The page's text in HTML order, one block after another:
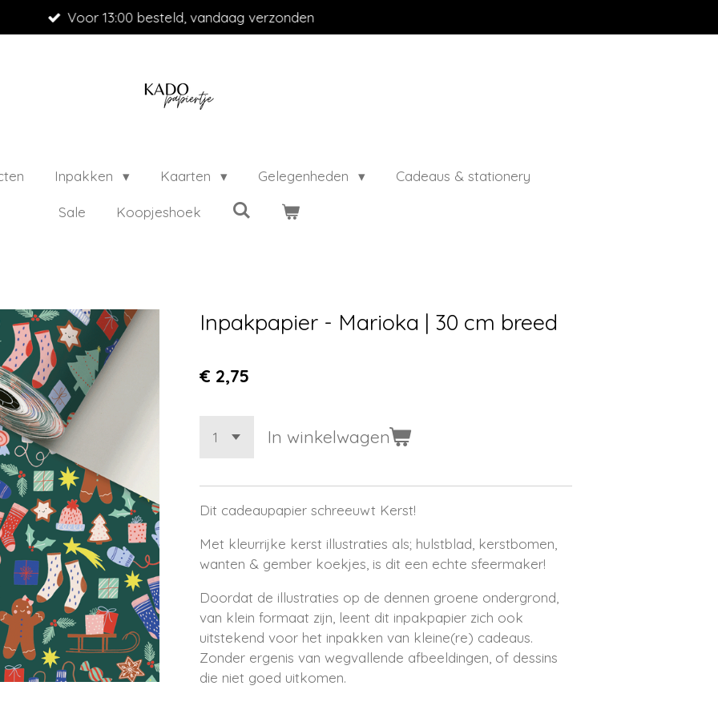
Voor 13:00 besteld, vandaag verzonden
Inpakken Kaarten Gelegenheden Cadeaus & stationery
Sale Koopjeshoek
Inpakpapier - Marioka | 30 cm breed
€ 2,75
In winkelwagen
Dit cadeaupapier schreeuwt Kerst!
Met kleurrijke kerst illustraties als; hulstblad, kerstbomen,
wanten & gember koekjes, is dit een echte sfeermaker!
Doordat de illustraties op de dennen groene ondergrond,
van klein formaat zijn, leent dit inpakpapier zich ook
uitstekend voor het inpakken van kleine(re) cadeaus.
Zonder ergenis van wegvallende afbeeldingen, of dessins
die niet goed uitkomen.